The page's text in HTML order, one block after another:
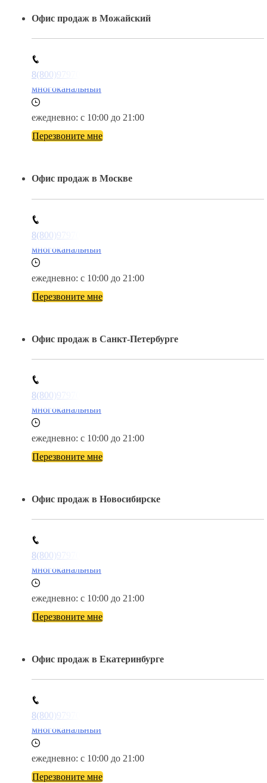
Офис продаж в Можайский
8(800)9797043
многоканальный
ежедневно: с 10:00 до 21:00
Перезвоните мне
Офис продаж в Москве
8(800)9797043
многоканальный
ежедневно: с 10:00 до 21:00
Перезвоните мне
Офис продаж в Санкт-Петербурге
8(800)9797043
многоканальный
ежедневно: с 10:00 до 21:00
Перезвоните мне
Офис продаж в Новосибирске
8(800)9797043
многоканальный
ежедневно: с 10:00 до 21:00
Перезвоните мне
Офис продаж в Екатеринбурге
8(800)9797043
многоканальный
ежедневно: с 10:00 до 21:00
Перезвоните мне